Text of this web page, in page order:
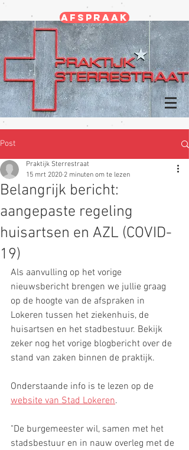
Afspraak
Post
Belangrijk bericht:
aangepaste regeling
huisartsen en AZL (COVID-
19)
Praktijk Sterrestraat
15 mrt 2020 2 minuten om te lezen
Als aanvulling op het vorige
nieuwsbericht brengen we jullie graag
op de hoogte van de afspraken in
Lokeren tussen het ziekenhuis, de
huisartsen en het stadbestuur. Bekijk
zeker nog het vorige blogbericht over de
stand van zaken binnen de praktijk.
Onderstaande info is te lezen op de
website van Stad Lokeren.
"De burgemeester wil, samen met het
stadsbestuur en in nauw overleg met de